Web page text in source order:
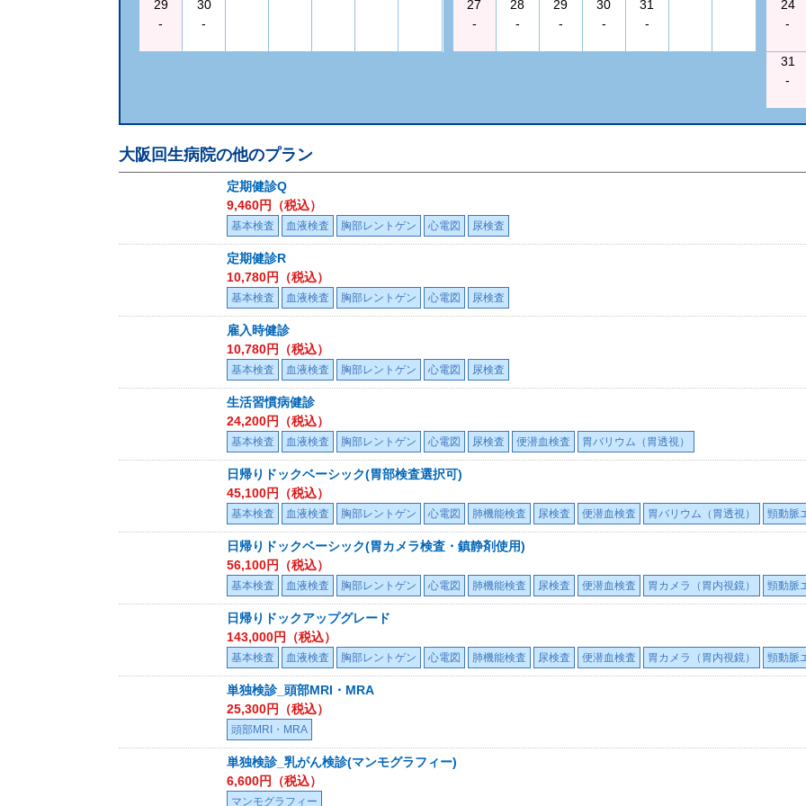
29
-
30
-
27
-
28
-
29
-
30
-
31
-
24
-
31
-
大阪回生病院の他のプラン
定期健診Q
9,460円（税込）
基本検査 血液検査 胸部レントゲン 心電図 尿検査
定期健診R
10,780円（税込）
基本検査 血液検査 胸部レントゲン 心電図 尿検査
雇入時健診
10,780円（税込）
基本検査 血液検査 胸部レントゲン 心電図 尿検査
生活習慣病健診
24,200円（税込）
基本検査 血液検査 胸部レントゲン 心電図 尿検査 便潜血検査 胃バリウム（胃透視）
日帰りドックベーシック(胃部検査選択可)
45,100円（税込）
基本検査 血液検査 胸部レントゲン 心電図 肺機能検査 尿検査 便潜血検査 胃バリウム（胃透視） 頸動脈
日帰りドックベーシック(胃カメラ検査・鎮静剤使用)
56,100円（税込）
基本検査 血液検査 胸部レントゲン 心電図 肺機能検査 尿検査 便潜血検査 胃カメラ（胃内視鏡） 頸動脈
日帰りドックアップグレード
143,000円（税込）
基本検査 血液検査 胸部レントゲン 心電図 肺機能検査 尿検査 便潜血検査 胃カメラ（胃内視鏡） 頸動脈
単独検診_頭部MRI・MRA
25,300円（税込）
頭部MRI・MRA
単独検診_乳がん検診(マンモグラフィー)
6,600円（税込）
マンモグラフィー